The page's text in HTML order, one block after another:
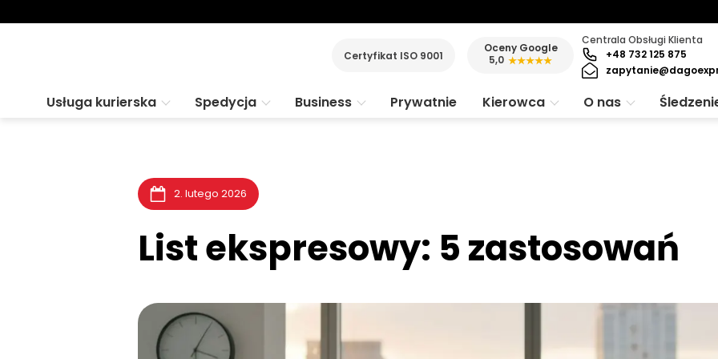
Certyfikat ISO 9001
Oceny Google
5,0 ★★★★★
Centrala Obsługi Klienta
+48 732 125 875
Usługa kurierska Spedycja Business Prywatnie Kierowca O nas
2. lutego 2026
List ekspresowy: 5 zastosowań